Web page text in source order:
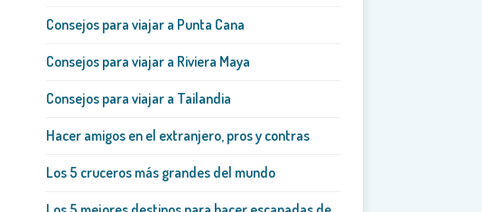
Consejos para viajar a Punta Cana
Consejos para viajar a Riviera Maya
Consejos para viajar a Tailandia
Hacer amigos en el extranjero, pros y contras
Los 5 cruceros más grandes del mundo